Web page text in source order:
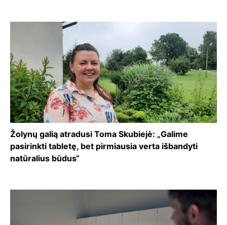
Žolynų galią atradusi Toma Skubiejė: „Galime
pasirinkti tabletę, bet pirmiausia verta išbandyti
natūralius būdus“